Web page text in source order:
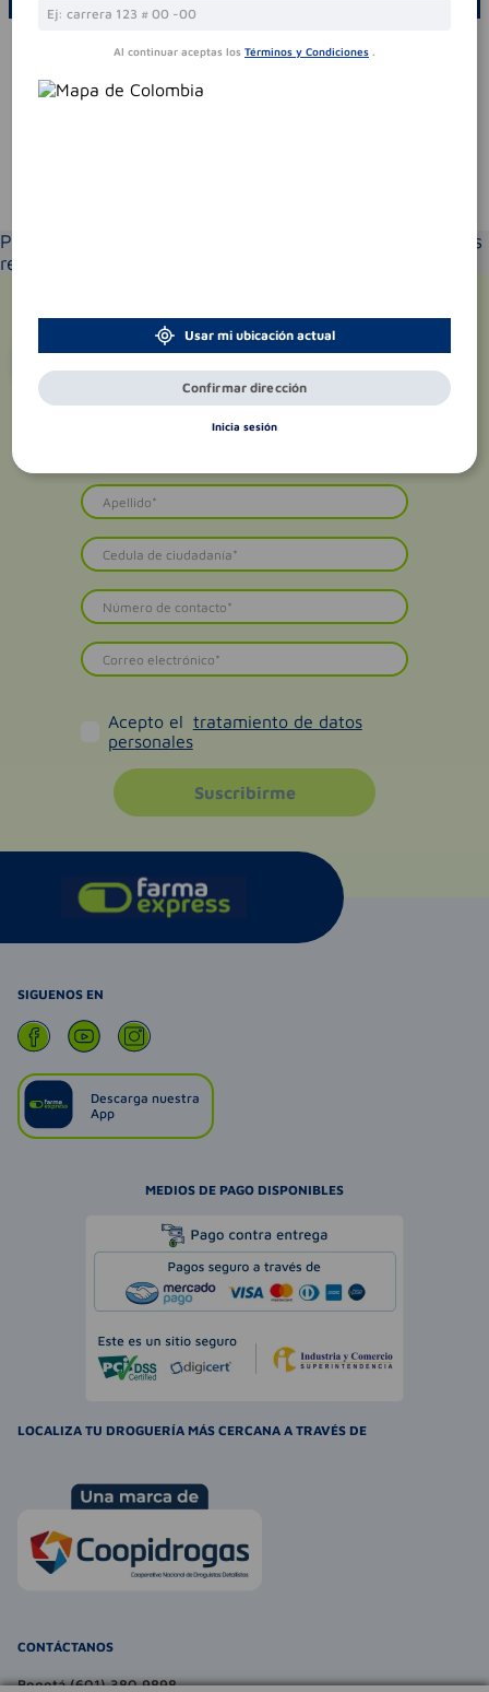
Por favor, inicie sesión para escribir un comentario
Sin comentarios.
Por favor selecciona tu ubicación y verás los productos
recomendados según la cobertura de entrega
¡Suscríbete y recibepromociones
exclusivas!
Acepto el tratamiento de datos
personales
Suscribirme
SIGUENOS EN
Descarga nuestra
App
MEDIOS DE PAGO DISPONIBLES
LOCALIZA TU DROGUERÍA MÁS CERCANA A TRAVÉS DE
CONTÁCTANOS
Bogotá (601) 380 9898
Al continuar aceptas los Términos y Condiciones .
Usar mi ubicación actual
Confirmar dirección
Inicia sesión